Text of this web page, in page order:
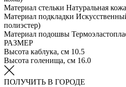
Материал стельки Натуральная
Материал подкладки
полиэстер)
Материал подошвы
РАЗМЕР
Высота каблука, см 10.5
Высота голенища, см 16.0
ПОЛУЧИТЬ В ГОРОДЕ